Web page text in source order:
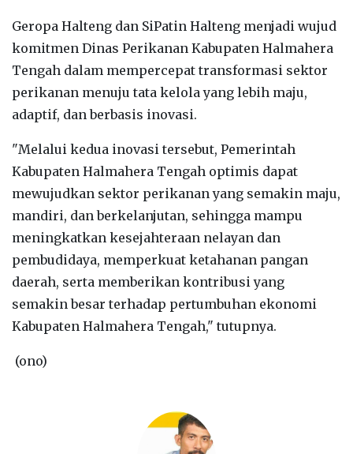
Geropa Halteng dan SiPatin Halteng menjadi wujud
komitmen Dinas Perikanan Kabupaten Halmahera
Tengah dalam mempercepat transformasi sektor
perikanan menuju tata kelola yang lebih maju,
adaptif, dan berbasis inovasi.
"Melalui kedua inovasi tersebut, Pemerintah
Kabupaten Halmahera Tengah optimis dapat
mewujudkan sektor perikanan yang semakin maju,
mandiri, dan berkelanjutan, sehingga mampu
meningkatkan kesejahteraan nelayan dan
pembudidaya, memperkuat ketahanan pangan
daerah, serta memberikan kontribusi yang
semakin besar terhadap pertumbuhan ekonomi
Kabupaten Halmahera Tengah," tutupnya.
(ono)